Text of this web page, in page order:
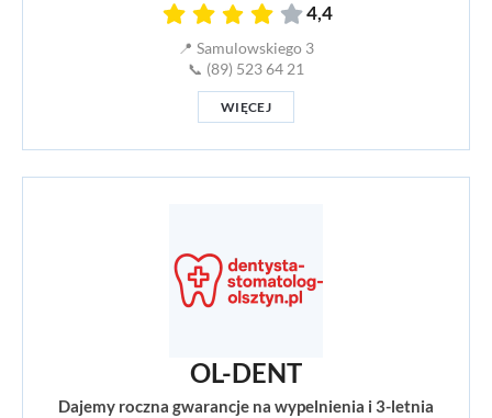
4,4
📍 Samulowskiego 3
📞 (89) 523 64 21
WIĘCEJ
OL-DENT
Dajemy roczna gwarancje na wypelnienia i 3-letnia